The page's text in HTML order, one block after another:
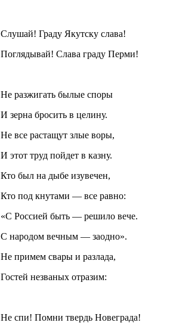
Слушай! Граду Якутску слава!
Поглядывай! Слава граду Перми!
Не разжигать былые споры
И зерна бросить в целину.
Не все растащут злые воры,
И этот труд пойдет в казну.
Кто был на дыбе изувечен,
Кто под кнутами — все равно:
«С Россией быть — решило вече.
С народом вечным — заодно».
Не примем свары и разлада,
Гостей незваных отразим:
Не спи! Помни твердь Новеграда!